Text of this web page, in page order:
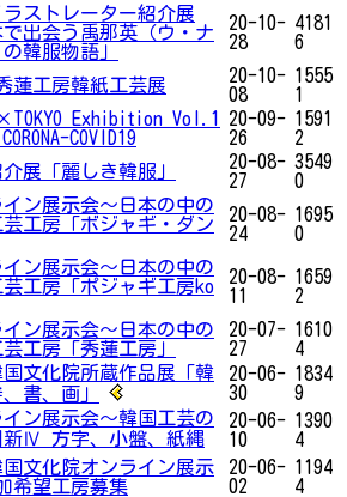
ストレーター紹介展
で出会う禹那英（ウ・ナ
韓服物語」
20-10-
28
4181
6
蓮工房韓紙工芸展
20-10-
08
1555
1
Exhibition Vol.1
COVID19
20-09-
26
1591
2
展「麗しき韓服」
20-08-
27
3549
0
イン展示会〜日本の中の
工房「ボジャギ・ダン
20-08-
24
1695
0
イン展示会〜日本の中の
工房「ポジャギ工房ko
20-08-
11
1659
2
イン展示会〜日本の中の
工房「秀蓮工房」
20-07-
27
1610
4
国文化院所蔵作品展「韓
書、画」
20-06-
30
1834
9
イン展示会〜韓国工芸の
新Ⅳ 方字、小盤、紙縄
20-06-
10
1390
4
国文化院オンライン展示
希望工房募集
20-06-
02
1194
4